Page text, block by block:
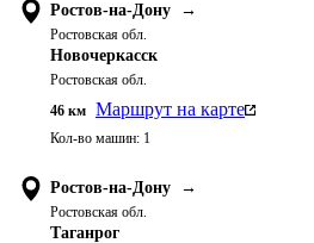
Ростов-на-Дону →
Ростовская обл.
Новочеркасск
Ростовская обл.
46 км Маршрут на карте
Кол-во машин: 1
Ростов-на-Дону →
Ростовская обл.
Таганрог